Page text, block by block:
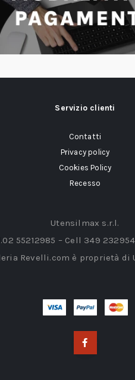
Servizio clienti
Contatti
Privacy policy
Cookies Policy
Recesso
Utensilmax s.r.l.
55212985 – Cell 349
Revelli.com è proprietà di